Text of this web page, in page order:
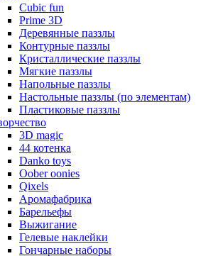
Cubic fun
Prime 3D
Деревянные паззлы
Контурные паззлы
Кристаллические паззлы
Мягкие паззлы
Напольные паззлы
Настольные паззлы (по элементам)
Пластиковые паззлы
3D magic
44 котенка
Danko toys
Oober oonies
Qixels
Аромафабрика
Барельефы
Выжигание
Гелевые наклейки
Гончарные наборы